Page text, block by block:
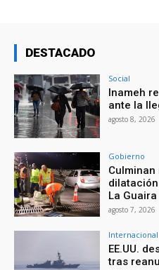
DESTACADO
Social
Inameh
ante la
agosto 8, 2026
Gobierno
La Guaira
agosto 7, 2026
Internacional
EE.UU.
tras